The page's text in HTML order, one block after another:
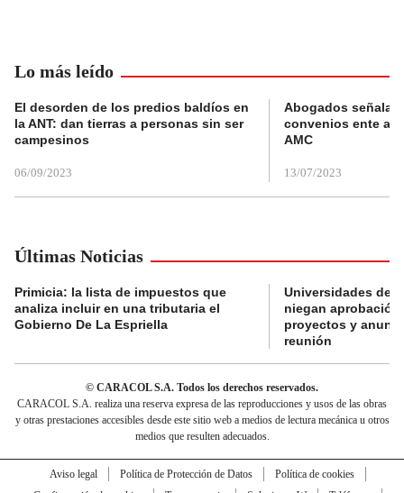
Lo más leído
El desorden de los predios baldíos en
la ANT: dan tierras a personas sin ser
campesinos
06/09/2023
Abogados
convenios ente
AMC
13/07/2023
Últimas Noticias
Primicia: la lista de impuestos que
analiza incluir en una tributaria el
Gobierno De La Espriella
Universidades del
niegan aprobación
proyectos y
reunión
© CARACOL S.A. Todos los derechos reservados.
CARACOL S.A. realiza una reserva expresa de las reproducciones y usos de las obras
y otras prestaciones accesibles desde este sitio web a medios de lectura mecánica u otros
medios que resulten adecuados.
Aviso legal Política de Protección de Datos
Política de cookies